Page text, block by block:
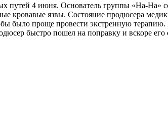
путей 4 июня. Основатель группы «На-На»
кровавые язвы. Состояние продюсера
было проще провести экстренную
быстро пошел на поправку и вскоре